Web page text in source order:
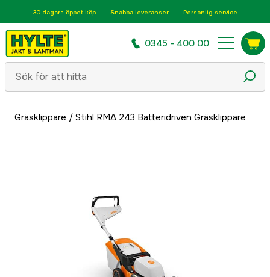
30 dagars öppet köp Snabba leveranser Personlig service
0345 - 400 00
Gräsklippare / Stihl RMA 243 Batteridriven Gräsklippare